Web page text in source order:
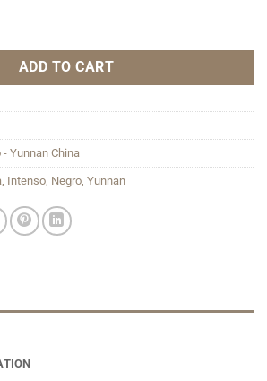
ADD TO CART
- Yunnan China
, Intenso, Negro, Yunnan